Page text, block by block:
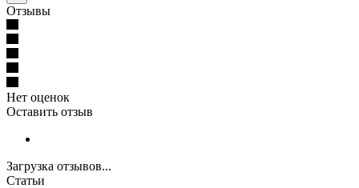
Отзывы
Нет оценок
Оставить отзыв
Загрузка отзывов...
Статьи